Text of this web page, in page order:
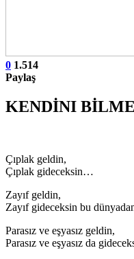
0 1.514
Paylaş
KENDİNI
Çıplak geldin,
Çıplak gideceksin…
Zayıf geldin,
Zayıf gideceksin bu
Parasız ve eşyasız geldin,
Parasız ve eşyasız da